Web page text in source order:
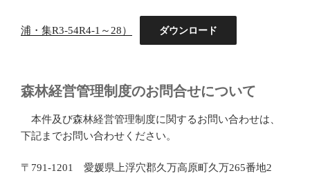
浦・集R3-54R4-1～28） ダウンロード
森林経営管理制度のお問合せについて
本件及び森林経営管理制度に関するお問い合わせは、
下記までお問い合わせください。
〒791-1201 愛媛県上浮穴郡久万高原町久万265番地2